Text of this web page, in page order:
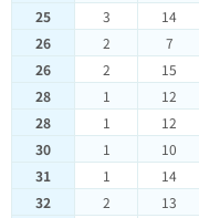
25
3 14
26
2 7
26
2 15
28
1 12
28
1 12
30
1 10
31
1 14
32
2 13